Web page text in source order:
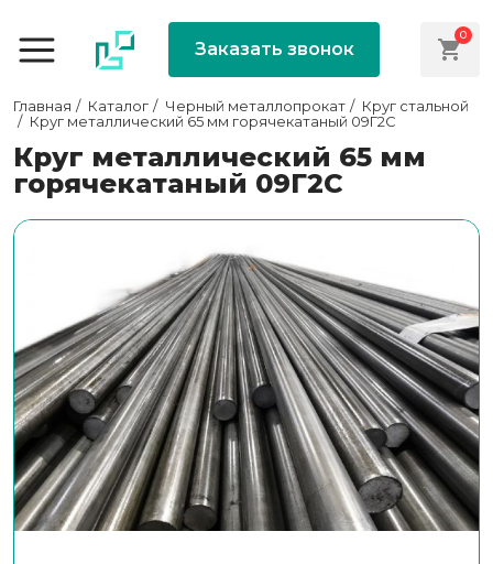
Заказать звонок
0
Главная Каталог Черный металлопрокат
Круг стальной
Круг металлический 65 мм горячекатаный 09Г2С
Круг металлический 65 мм
горячекатаный 09Г2С